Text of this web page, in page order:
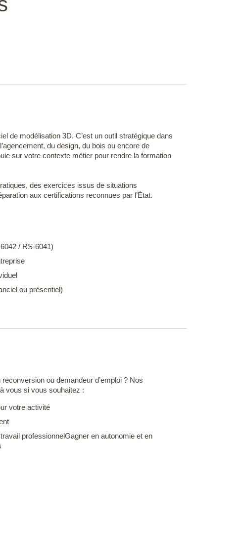
de modélisation 3D. C’est un outil stratégique dans
du design, du bois ou encore de
sur votre contexte métier pour rendre la formation
des exercices issus de situations
aux certifications reconnues par l’État.
/ RS-6041)
ou présentiel)
ou demandeur d’emploi ? Nos
vous si vous souhaitez :
votre activité
professionnelGagner en autonomie et en